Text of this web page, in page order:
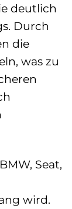
deutlich
Durch
die
was zu
Seat,
wird.